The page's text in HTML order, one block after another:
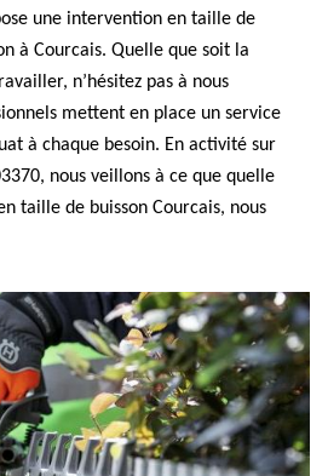
une intervention en taille de
à Courcais. Quelle que soit la
n’hésitez pas à nous
mettent en place un service
à chaque besoin. En activité sur
nous veillons à ce que quelle
taille de buisson Courcais, nous